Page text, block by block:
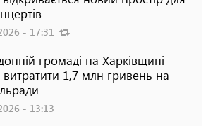
- 17:31
громаді на Харківщині
1,7 млн гривень на
- 13:13